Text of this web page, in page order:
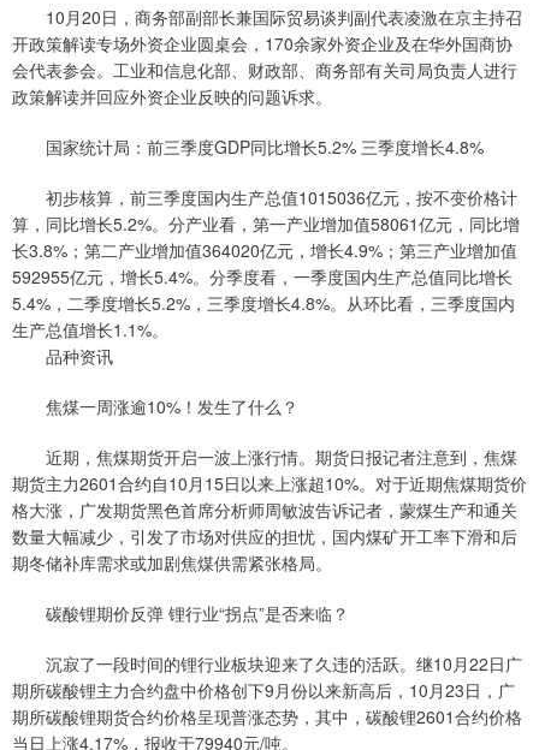
10月20日，商务部副部长兼国际贸易谈判副代表凌激在京主持召
开政策解读专场外资企业圆桌会，170余家外资企业及在华外国商协
会代表参会。工业和信息化部、财政部、商务部有关司局负责人进行
政策解读并回应外资企业反映的问题诉求。
国家统计局：前三季度GDP同比增长5.2% 三季度增长4.8%
初步核算，前三季度国内生产总值1015036亿元，按不变价格计
算，同比增长5.2%。分产业看，第一产业增加值58061亿元，同比增
长3.8%；第二产业增加值364020亿元，增长4.9%；第三产业增加值
592955亿元，增长5.4%。分季度看，一季度国内生产总值同比增长
5.4%，二季度增长5.2%，三季度增长4.8%。从环比看，三季度国内
生产总值增长1.1%。
品种资讯
焦煤一周涨逾10%！发生了什么？
近期，焦煤期货开启一波上涨行情。期货日报记者注意到，焦煤
期货主力2601合约自10月15日以来上涨超10%。对于近期焦煤期货价
格大涨，广发期货黑色首席分析师周敏波告诉记者，蒙煤生产和通关
数量大幅减少，引发了市场对供应的担忧，国内煤矿开工率下滑和后
期冬储补库需求或加剧焦煤供需紧张格局。
碳酸锂期价反弹 锂行业“拐点”是否来临？
沉寂了一段时间的锂行业板块迎来了久违的活跃。继10月22日广
期所碳酸锂主力合约盘中价格创下9月份以来新高后，10月23日，广
期所碳酸锂期货合约价格呈现普涨态势，其中，碳酸锂2601合约价格
当日上涨4.17%，报收于79940元/吨。